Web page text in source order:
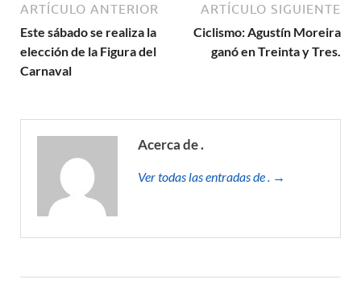
ARTÍCULO ANTERIOR
Este sábado se realiza la
elección de la Figura del
Carnaval
ARTÍCULO SIGUIENTE
Ciclismo: Agustín Moreira
ganó en Treinta y Tres.
Acerca de .
Ver todas las entradas de . →